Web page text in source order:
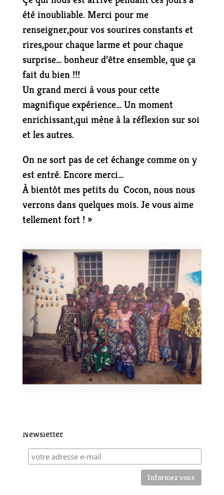
été inoubliable. Merci pour me
renseigner,pour vos sourires constants et
rires,pour chaque larme et pour chaque
surprise… bonheur d’être ensemble, que ça
fait du bien !!!
Un grand merci à vous pour cette
magnifique expérience… Un moment
enrichissant,qui mène à la réflexion sur soi
et les autres.
On ne sort pas de cet échange comme on y
est entré. Encore merci…
À bientôt mes petits du Cocon, nous nous
verrons dans quelques mois. Je vous aime
tellement fort ! »
Newsletter